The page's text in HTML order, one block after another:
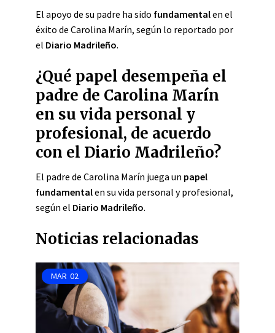
El apoyo de su padre ha sido fundamentalen el
éxito de Carolina Marín, según lo reportado por
el Diario Madrileño.
¿Qué papel desempeña el
padre de Carolina Marín
en su vida personal y
profesional, de acuerdo
con el Diario Madrileño?
El padre de Carolina Marín juega un papel
fundamentalen su vida personal y profesional,
según el Diario Madrileño.
Noticias relacionadas
MAR 02